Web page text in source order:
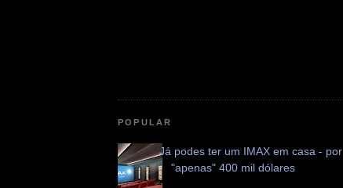
POPULAR
Já podes ter um IMAX em casa - por
"apenas" 400 mil dólares